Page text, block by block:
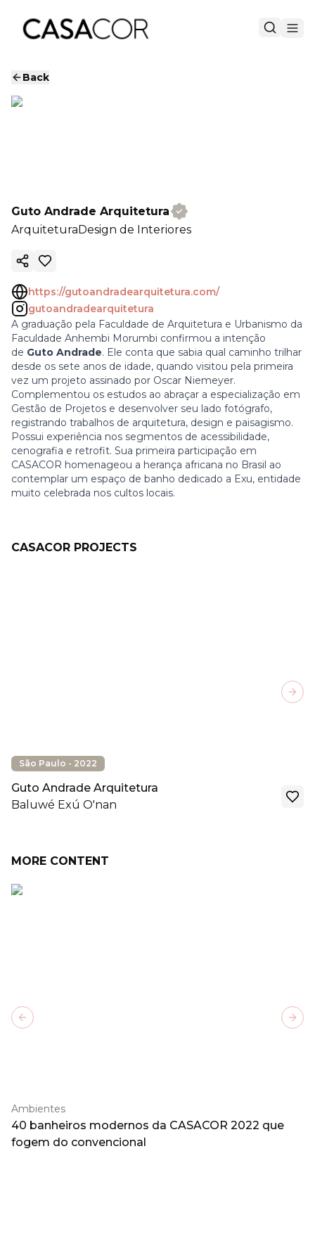
Back
Guto Andrade Arquitetura
ArquiteturaDesign de Interiores
Copy ink
https://gutoandradearquitetura.com/
gutoandradearquitetura
A graduação pela Faculdade de Arquitetura e Urbanismo da
Faculdade Anhembi Morumbi confirmou a intenção
de Guto Andrade. Ele conta que sabia qual caminho trilhar
desde os sete anos de idade, quando visitou pela primeira
vez um projeto assinado por Oscar Niemeyer.
Complementou os estudos ao abraçar a especialização em
Gestão de Projetos e desenvolver seu lado fotógrafo,
registrando trabalhos de arquitetura, design e paisagismo.
Possui experiência nos segmentos de acessibilidade,
cenografia e retrofit. Sua primeira participação em
CASACOR homenageou a herança africana no Brasil ao
contemplar um espaço de banho dedicado a Exu, entidade
muito celebrada nos cultos locais.
CASACOR PROJECTS
São Paulo - 2022
Guto Andrade Arquitetura
Baluwé Exú O'nan
MORE CONTENT
Ambientes
40 banheiros modernos da CASACOR 2022 que
fogem do convencional
Previous slide